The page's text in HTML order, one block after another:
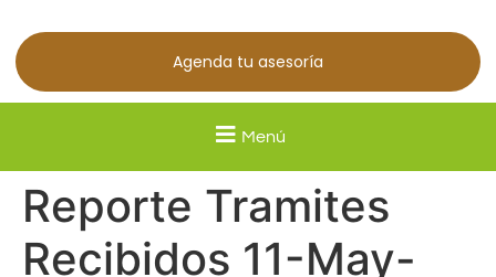
Agenda tu asesoría
Menú
Reporte Tramites
Recibidos 11-May-